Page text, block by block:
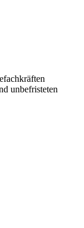
unbefristeten